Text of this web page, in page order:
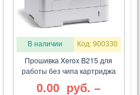
В наличии Код: 900330
Прошивка Xerox B215 для
работы без чипа картриджа
0.00 руб. –